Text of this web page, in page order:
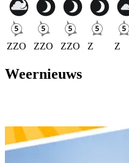
ZZO ZZO ZZO Z Z
Weernieuws